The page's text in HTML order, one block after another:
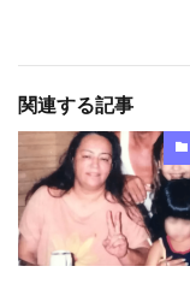
関連する記事